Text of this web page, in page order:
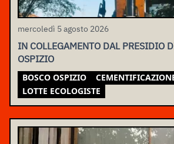
mercoledì 5 agosto 2026
IN COLLEGAMENTO DAL PRESIDIO
OSPIZIO
BOSCO OSPIZIO
LOTTE ECOLOGISTE